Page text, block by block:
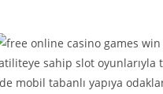
sahip slot oyunlarıyla
mobil tabanlı yapıya